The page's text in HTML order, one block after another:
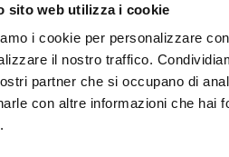
sito web utilizza i cookie
i cookie per personalizzare
il nostro traffico.
partner che si occupano di
con altre informazioni che hai
l’attività funebre.
n.3/2006 rilasciata dal
Emilia L.R. 19/2004.
Direttore
del Servizio: